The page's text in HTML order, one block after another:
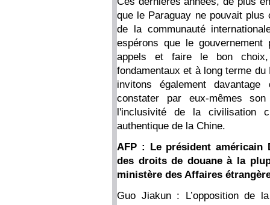
que le Paraguay ne pouvait
de la communauté
espérons que le gouvernement
appels et faire le bon
fondamentaux et à long terme
invitons également
constater par eux-mêmes
l'inclusivité de la civilisation
authentique de la Chine.
AFP : Le président américain
des droits de douane à la
ministère des Affaires
Guo Jiakun : L’opposition de